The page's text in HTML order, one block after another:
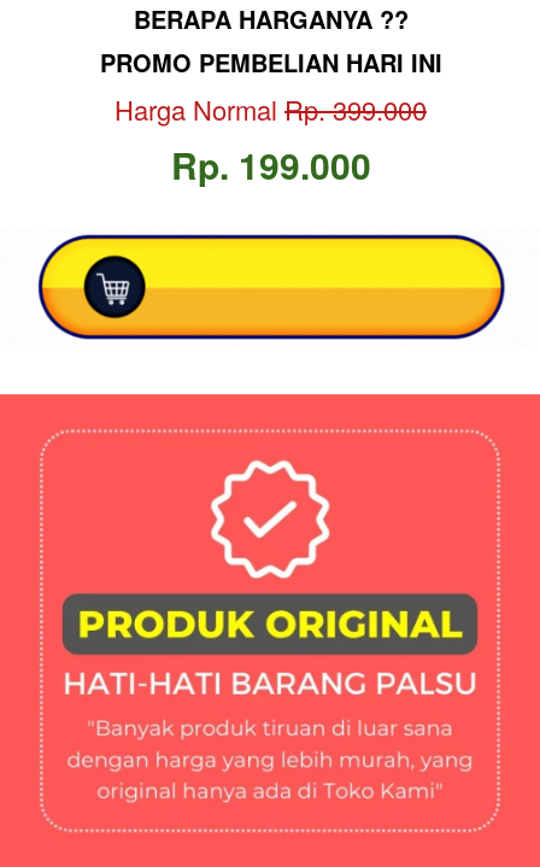
BERAPA HARGANYA ??
PROMO PEMBELIAN HARI INI
Harga Normal Rp. 399.000
Rp. 199.000